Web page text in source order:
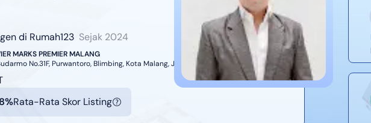
di Rumah123 Sejak 2024
MARKS PREMIER MALANG
No.31F, Purwantoro, Blimbing, Kota Malang, Jawa Timur 65126
%Rata-Rata Skor Listing